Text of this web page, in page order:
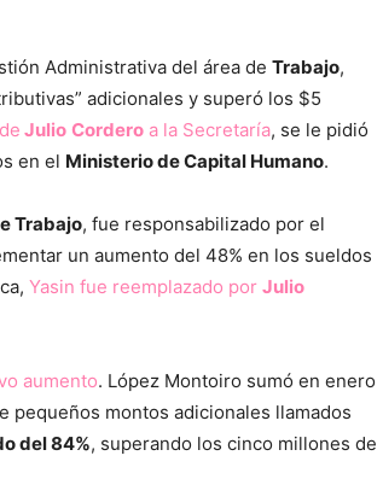
Administrativa del área de Trabajo,
adicionales y superó los $5
Julio Cordero a la Secretaría, se le pidió
en el Ministerio de Capital Humano.
Trabajo, fue responsabilizado por el
un aumento del 48% en los sueldos
Yasin fue reemplazado por Julio
aumento. López Montoiro sumó en enero
pequeños montos adicionales llamados
del 84%, superando los cinco millones de